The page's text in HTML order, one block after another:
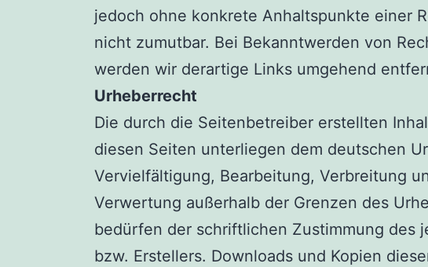
jedoch ohne konkrete Anhaltspunkte einer
nicht zumutbar. Bei Bekanntwerden von
werden wir derartige Links umgehend
Urheberrecht
Die durch die Seitenbetreiber erstellten
diesen Seiten unterliegen dem deutschen
Vervielfältigung, Bearbeitung, Verbreitung
Verwertung außerhalb der Grenzen des
bedürfen der schriftlichen Zustimmung des
bzw. Erstellers. Downloads und Kopien